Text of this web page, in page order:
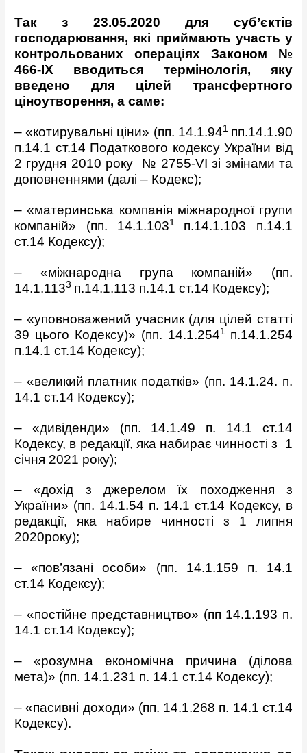
Так з 23.05.2020 для суб’єктів
господарювання, які приймають участь у
контрольованих операціях Законом №
466-IX вводиться термінологія, яку
введено для цілей трансфертного
ціноутворення, а саме:
– «котирувальні ціни» (пп. 14.1.941 пп.14.1.90
п.14.1 ст.14 Податкового кодексу України від
2 грудня 2010 року № 2755-VI зі змінами та
доповненнями (далі – Кодекс);
– «материнська компанія міжнародної групи
компаній» (пп. 14.1.1031 п.14.1.103 п.14.1
ст.14 Кодексу);
– «міжнародна група компаній» (пп.
14.1.1133 п.14.1.113 п.14.1 ст.14 Кодексу);
– «уповноважений учасник (для цілей статті
39 цього Кодексу)» (пп. 14.1.2541 п.14.1.254
п.14.1 ст.14 Кодексу);
– «великий платник податків» (пп. 14.1.24. п.
14.1 ст.14 Кодексу);
– «дивіденди» (пп. 14.1.49 п. 14.1 ст.14
Кодексу, в редакції, яка набирає чинності з 1
січня 2021 року);
– «дохід з джерелом їх походження з
України» (пп. 14.1.54 п. 14.1 ст.14 Кодексу, в
редакції, яка набире чинності з 1 липня
2020року);
– «пов’язані особи» (пп. 14.1.159 п. 14.1
ст.14 Кодексу);
– «постійне представництво» (пп 14.1.193 п.
14.1 ст.14 Кодексу);
– «розумна економічна причина (ділова
мета)» (пп. 14.1.231 п. 14.1 ст.14 Кодексу);
– «пасивні доходи» (пп. 14.1.268 п. 14.1 ст.14
Кодексу).